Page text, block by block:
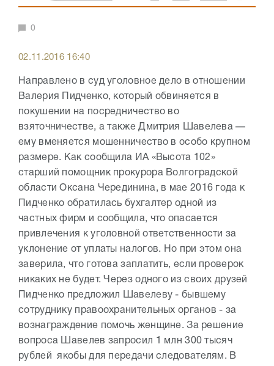
0
02.11.2016 16:40
Направлено в суд уголовное дело в отношении
Валерия Пидченко, который обвиняется в
покушении на посредничество во
взяточничестве, а также Дмитрия Шавелева —
ему вменяется мошенничество в особо крупном
размере. Как сообщила ИА «Высота 102»
старший помощник прокурора Волгоградской
области Оксана Черединина, в мае 2016 года к
Пидченко обратилась бухгалтер одной из
частных фирм и сообщила, что опасается
привлечения к уголовной ответственности за
уклонение от уплаты налогов. Но при этом она
заверила, что готова заплатить, если проверок
никаких не будет. Через одного из своих друзей
Пидченко предложил Шавелеву - бывшему
сотруднику правоохранительных органов - за
вознаграждение помочь женщине. За решение
вопроса Шавелев запросил 1 млн 300 тысяч
рублей якобы для передачи следователям. В